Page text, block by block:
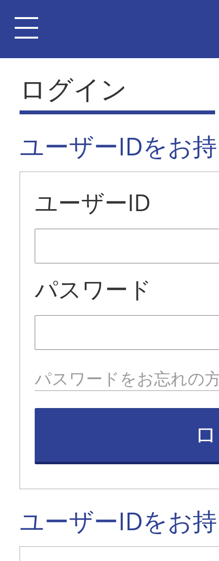
ログイン
ユーザーIDをお
ユーザーID
パスワード
パスワードをお忘れの
ユーザーIDをお